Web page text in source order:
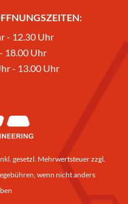
- 12.30 Uhr
18.00 Uhr
- 13.00 Uhr
gesetzl. Mehrwertsteuer zzgl.
wenn nicht anders